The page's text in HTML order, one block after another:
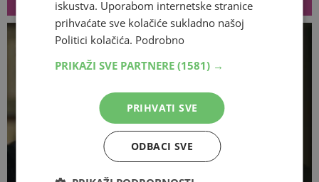
VEZANI ČLANCI
iskustva. Uporabom internetske stranice
prihvaćate sve kolačiće sukladno našoj
Politici kolačića. Podrobno
PRIKAŽI SVE PARTNERE (1581) →
PRIHVATI SVE
ODBACI SVE